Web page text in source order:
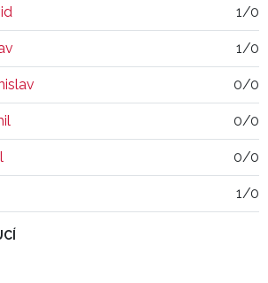
1/0
1/0
0/0
0/0
0/0
1/0